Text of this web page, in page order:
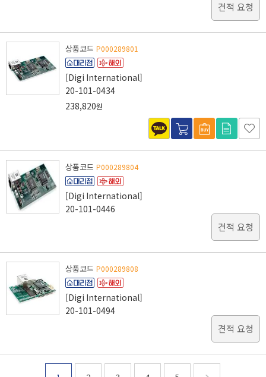
견적 요청
상품코드 P000289801
[Digi International]
20-101-0434
238,820원
상품코드 P000289804
[Digi International]
20-101-0446
견적 요청
상품코드 P000289808
[Digi International]
20-101-0494
견적 요청